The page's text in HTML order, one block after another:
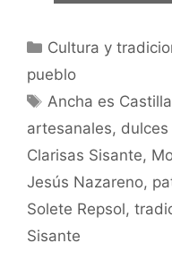
Cultura y
pueblo
Ancha es
artesanales,
Clarisas Sisante,
Jesús Nazareno,
Solete Repsol,
Sisante